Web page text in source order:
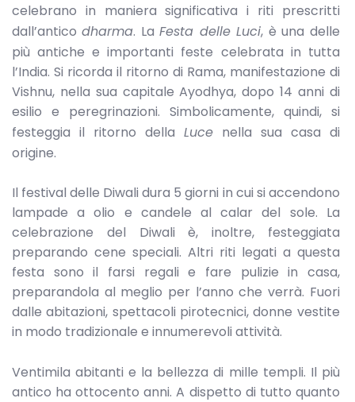
celebrano in maniera significativa i riti prescritti
dall’anticodharma. LaFesta delle Luci, è una delle
più antiche e importanti feste celebrata in tutta
l’India. Si ricorda il ritorno di Rama, manifestazione di
Vishnu, nella sua capitale Ayodhya, dopo 14 anni di
esilio e peregrinazioni. Simbolicamente, quindi, si
festeggia il ritorno della Lucenella sua casa di
origine.
Il festival delle Diwali dura 5 giorni in cui si accendono
lampade a olio e candele al calar del sole. La
celebrazione del Diwali è, inoltre, festeggiata
preparando cene speciali. Altri riti legati a questa
festa sono il farsi regali e fare pulizie in casa,
preparandola al meglio per l’anno che verrà. Fuori
dalle abitazioni, spettacoli pirotecnici, donne vestite
in modo tradizionale e innumerevoli attività.
Ventimila abitanti e la bellezza di mille templi. Il più
antico ha ottocento anni. A dispetto di tutto quanto